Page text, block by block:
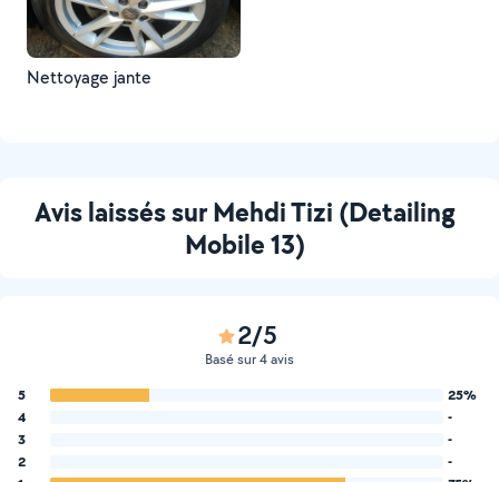
Nettoyage jante
Avis laissés sur Mehdi Tizi (Detailing
Mobile 13)
2/5
Basé sur 4 avis
5
25%
4
-
3
-
2
-